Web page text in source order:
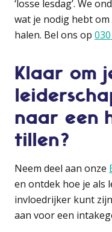
‘losse lesdag’. We
wat je nodig hebt om
halen. Bel ons op
Klaar om
naar een
tillen?
Neem deel aan onze
en ontdek hoe je als
invloedrijker kunt
aan voor een